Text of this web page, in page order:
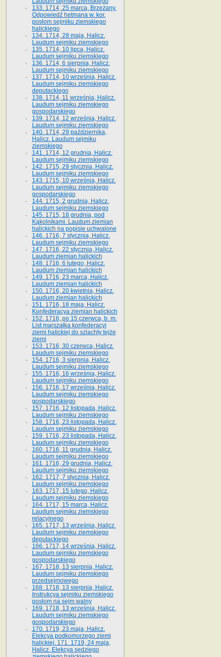
133. 1714, 25 marca, Brzeżany.
Odpowiedź hetmana w. kor.
posłom sejmiku ziemskiego
halickiego
134. 1714, 28 maja, Halicz.
Laudum sejmiku ziemskiego
135. 1714, 10 lipca, Halicz.
Laudum sejmiku ziemskiego
136. 1714, 6 sierpnia, Halicz.
Laudum sejmiku ziemskiego
137. 1714, 10 września, Halicz.
Laudum sejmiku ziemskiego
deputackiego
138. 1714, 11 września, Halicz.
Laudum sejmiku ziemskiego
gospodarskiego
139. 1714, 12 września, Halicz.
Laudum sejmiku ziemskiego
140. 1714, 29 października,
Halicz. Laudum sejmiku
ziemskiego
141. 1714, 12 grudnia, Halicz.
Laudum sejmiku ziemskiego
142. 1715, 29 stycznia, Halicz.
Laudum sejmiku ziemskiego
143. 1715, 10 września, Halicz.
Laudum sejmiku ziemskiego
gospodarskiego
144. 1715, 2 grudnia, Halicz.
Laudum sejmiku ziemskiego
145. 1715, 18 grudnia, pod
Kąkolnikami. Laudum ziemian
halickich na popisie uchwalone
146. 1716, 7 stycznia, Halicz.
Laudum sejmiku ziemskiego
147. 1716, 22 stycznia, Halicz.
Laudum ziemian halickich
148. 1716, 6 lutego, Halicz.
Laudum ziemian halickich
149. 1716, 23 marca, Halicz.
Laudum ziemian halickich
150. 1716, 20 kwietnia, Halicz.
Laudum ziemian halickich
151. 1716, 18 maja, Halicz.
Konfederacya ziemian halickich
152. 1716, po 15 czerwca, b. m.
List marszałka konfederacyi
ziemi halickiej do szlachty tejże
ziemi
153. 1716, 30 czerwca, Halicz.
Laudum sejmiku ziemskiego
154. 1716, 3 sierpnia, Halicz.
Laudum sejmiku ziemskiego
155. 1716, 16 września, Halicz.
Laudum sejmiku ziemskiego
156. 1716, 17 września, Halicz.
Laudum sejmiku ziemskiego
gospodarskiego
157. 1716, 12 listopada, Halicz.
Laudum sejmiku ziemskiego
158. 1716, 23 listopada, Halicz.
Laudum sejmiku ziemskiego
159. 1716, 23 listopada, Halicz.
Laudum sejmiku ziemskiego
160. 1716, 11 grudnia, Halicz.
Laudum sejmiku ziemskiego
161. 1716, 29 grudnia, Halicz.
Laudum sejmiku ziemskiego
162. 1717, 7 stycznia, Halicz.
Laudum sejmiku ziemskiego
163. 1717, 15 lutego, Halicz.
Laudum sejmiku ziemskiego
164. 1717, 15 marca, Halicz.
Laudum sejmiku ziemskiego
relacyjnego
165. 1717, 13 września, Halicz.
Laudum sejmiku ziemskiego
deputackiego
166. 1717, 14 września, Halicz.
Laudum sejmiku ziemskiego
gospodarskiego
167. 1718, 13 sierpnia, Halicz.
Laudum sejmiku ziemskiego
przedsejmowego
168. 1718, 13 sierpnia, Halicz.
Instrukcya sejmiku ziemskiego
posłom na sejm walny
169. 1718, 13 września, Halicz.
Laudum sejmiku ziemskiego
gospodarskiego
170. 1719, 23 maja, Halicz.
Elekcya podkomorzego ziemi
halickiej. 171. 1719, 24 maja,
Halicz. Elekcya sędziego